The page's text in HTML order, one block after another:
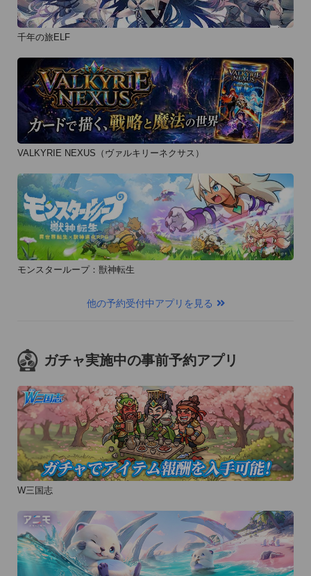
千年の旅ELF
VALKYRIE NEXUS（ヴァルキリーネクサス）
モンスターループ：獣神転生
他の予約受付中アプリを見る
ガチャ実施中の事前予約アプリ
W三国志